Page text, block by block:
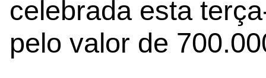
celebrada esta
pelo valor de